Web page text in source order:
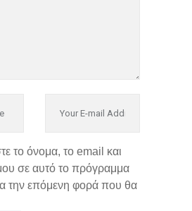
το όνομα, το email και
σε αυτό το πρόγραμμα
την επόμενη φορά που θα